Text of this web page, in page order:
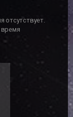
отсутствует.